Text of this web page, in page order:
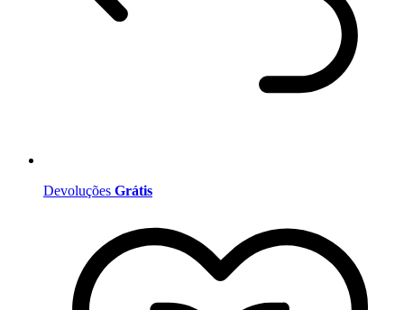
Devoluções Grátis